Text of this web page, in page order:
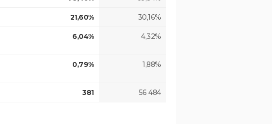
21,60% 30,16%
6,04% 4,32%
0,79% 1,88%
381 56 484